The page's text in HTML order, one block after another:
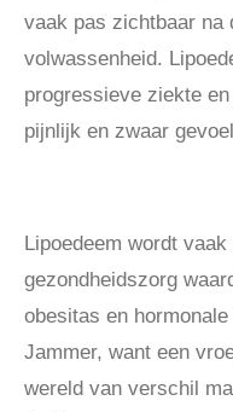
vaak pas zichtbaar na
volwassenheid.
progressieve ziekte
pijnlijk en zwaar
Lipoedeem wordt
gezondheidszorg
obesitas en
Jammer, want een
wereld van verschil